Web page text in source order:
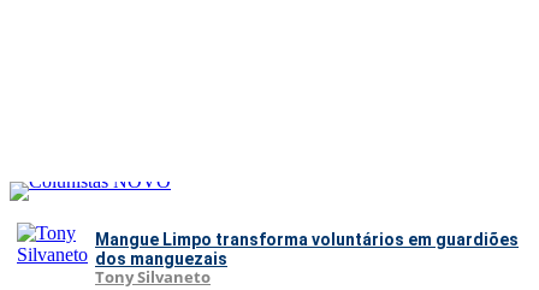
Mangue Limpo transforma voluntários em guardiões
dos manguezais
Tony Silvaneto